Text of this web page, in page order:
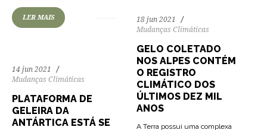
LER MAIS
18 jun 2021
Mudanças Climáticas
GELO COLETADO
NOS ALPES CONTÉM
O REGISTRO
CLIMÁTICO DOS
ÚLTIMOS DEZ MIL
ANOS
A Terra possui uma complexa
14 jun 2021
Mudanças Climáticas
PLATAFORMA DE
GELEIRA DA
ANTÁRTICA ESTÁ SE